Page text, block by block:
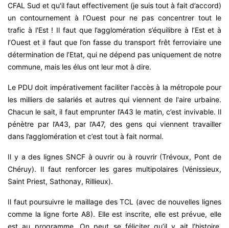
CFAL Sud et qu'il faut effectivement (je suis tout à fait d’accord)
un contournement à l'Ouest pour ne pas concentrer tout le
trafic à l'Est ! Il faut que l’agglomération s’équilibre à l’Est et à
l’Ouest et il faut que l’on fasse du transport frêt ferroviaire une
détermination de l’Etat, qui ne dépend pas uniquement de notre
commune, mais les élus ont leur mot à dire.
Le PDU doit impérativement faciliter l'accès à la métropole pour
les milliers de salariés et autres qui viennent de l'aire urbaine.
Chacun le sait, il faut emprunter l’A43 le matin, c’est invivable. Il
pénètre par l’A43, par l’A47, des gens qui viennent travailler
dans l’agglomération et c’est tout à fait normal.
Il y a des lignes SNCF à ouvrir ou à rouvrir (Trévoux, Pont de
Chéruy). Il faut renforcer les gares multipolaires (Vénissieux,
Saint Priest, Sathonay, Rillieux).
Il faut poursuivre le maillage des TCL (avec de nouvelles lignes
comme la ligne forte A8). Elle est inscrite, elle est prévue, elle
est au programme. On peut se féliciter qu’il y ait l’histoire.